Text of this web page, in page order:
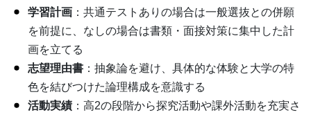
学習計画 ：共通テストありの場合は一般選抜との併願
を前提に、なしの場合は書類・面接対策に集中した計
画を立てる
志望理由書 ：抽象論を避け、具体的な体験と大学の特
色を結びつけた論理構成を意識する
活動実績 ：高2の段階から探究活動や課外活動を充実さ